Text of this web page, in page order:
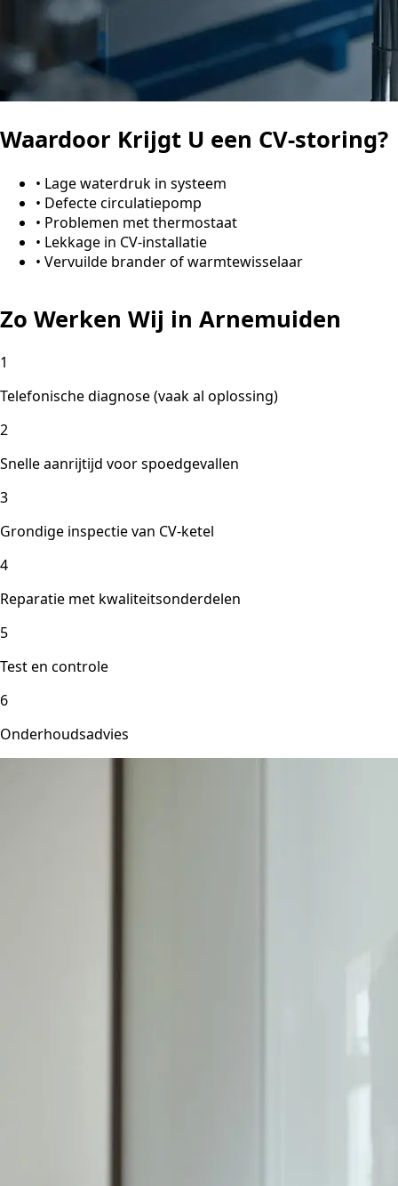
Waardoor Krijgt U een CV-storing?
• Lage waterdruk in systeem
• Defecte circulatiepomp
• Problemen met thermostaat
• Lekkage in CV-installatie
• Vervuilde brander of warmtewisselaar
Zo Werken Wij in Arnemuiden
1
Telefonische diagnose (vaak al oplossing)
2
Snelle aanrijtijd voor spoedgevallen
3
Grondige inspectie van CV-ketel
4
Reparatie met kwaliteitsonderdelen
5
Test en controle
6
Onderhoudsadvies